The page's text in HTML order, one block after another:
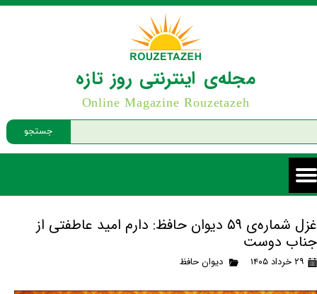
جستجو
مجله‌ی اینترنتی روز تازه
Online Magazine Rouzetazeh
غزل شماره‌ی ۵۹ دیوان حافظ: دارم امید عاطفتی از
جناب دوست
۲۹ خرداد ۱۴۰۵ دیوان حافظ